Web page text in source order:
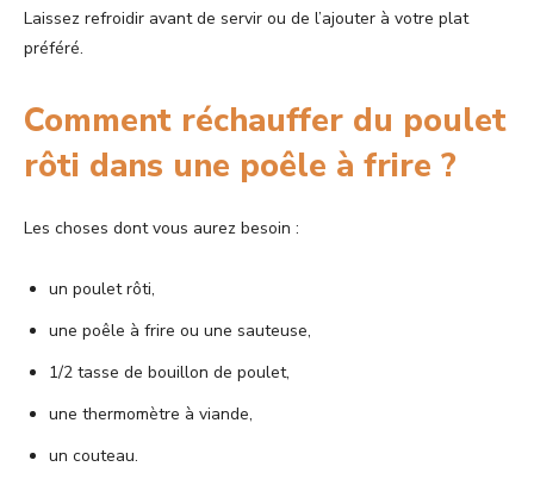
Laissez refroidir avant de servir ou de l’ajouter à votre plat
préféré.
Comment réchauffer du poulet
rôti dans une poêle à frire ?
Les choses dont vous aurez besoin :
un poulet rôti,
une poêle à frire ou une sauteuse,
1/2 tasse de bouillon de poulet,
une thermomètre à viande,
un couteau.